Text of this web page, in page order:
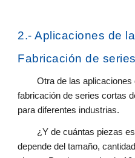
2.- Aplicaciones de
Fabricación de
Otra de las
fabricación de series cortas
para diferentes industrias.
¿Y de cuántas piezas
depende del tamaño,